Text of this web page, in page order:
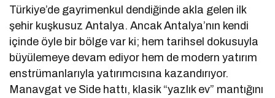
Türkiye’de gayrimenkul dendiğinde akla gelen ilk
şehir kuşkusuz Antalya. Ancak Antalya’nın kendi
içinde öyle bir bölge var ki; hem tarihsel dokusuyla
büyülemeye devam ediyor hem de modern yatırım
enstrümanlarıyla yatırımcısına kazandırıyor.
Manavgat ve Side hattı, klasik “yazlık ev” mantığını